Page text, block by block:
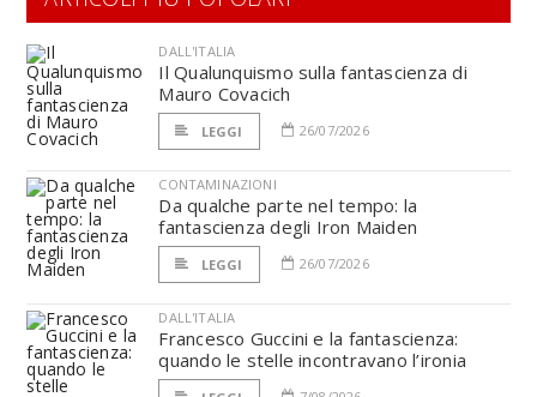
DALL'ITALIA
Il Qualunquismo sulla fantascienza di
Mauro Covacich
LEGGI 26/07/2026
CONTAMINAZIONI
Da qualche parte nel tempo: la
fantascienza degli Iron Maiden
LEGGI 26/07/2026
DALL'ITALIA
Francesco Guccini e la fantascienza:
quando le stelle incontravano l’ironia